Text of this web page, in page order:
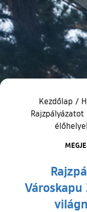
Kezdőlap /